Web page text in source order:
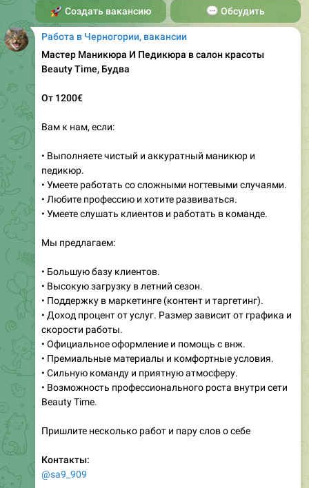
Создать вакансию💬Обсудить
Работа в Черногории, вакансии
Мастер Маникюра И Педикюра в салон красоты
Beauty Time, Будва
От 1200€
Вам к нам, если:
• Выполняете чистый и аккуратный маникюр и
педикюр.
• Умеете работать со сложными ногтевыми случаями.
• Любите профессию и хотите развиваться.
• Умеете слушать клиентов и работать в команде.
Мы предлагаем:
• Большую базу клиентов.
• Высокую загрузку в летний сезон.
• Поддержку в маркетинге (контент и таргетинг).
• Доход процент от услуг. Размер зависит от графика и
скорости работы.
• Официальное оформление и помощь с внж.
• Премиальные материалы и комфортные условия.
• Сильную команду и приятную атмосферу.
• Возможность профессионального роста внутри сети
Beauty Time.
Пришлите несколько работ и пару слов о себе
Контакты:
@sa9_909